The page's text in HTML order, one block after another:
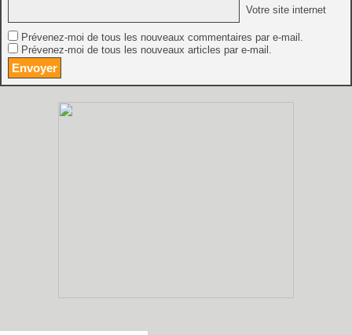
Votre site internet
Prévenez-moi de tous les nouveaux commentaires par e-mail.
Prévenez-moi de tous les nouveaux articles par e-mail.